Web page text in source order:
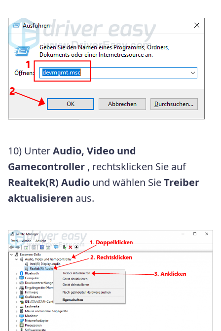
10) UnterAudio, Video und
Gamecontroller , rechtsklicken Sie auf
Realtek(R) Audio und wählen SieTreiber
aktualisieren aus.